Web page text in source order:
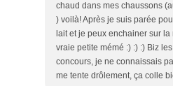
chaud dans mes chaussons
) voilà! Après je suis parée
lait et je peux enchainer sur
vraie petite mémé :) :) :) Biz
concours, je ne connaissais
me tente drôlement, ça colle